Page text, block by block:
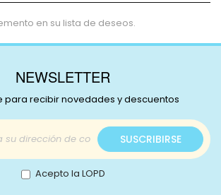
en su lista de deseos.
NEWSLETTER
para recibir novedades y descuentos
Inscríbase
a
nuestro
boletín
de
SUSCRIBIRSE
Acepto la LOPD